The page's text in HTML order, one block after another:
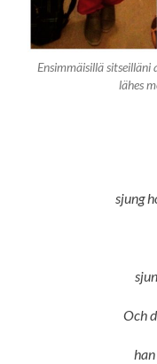
Ensimmäisillä
lähes
sjung
Och